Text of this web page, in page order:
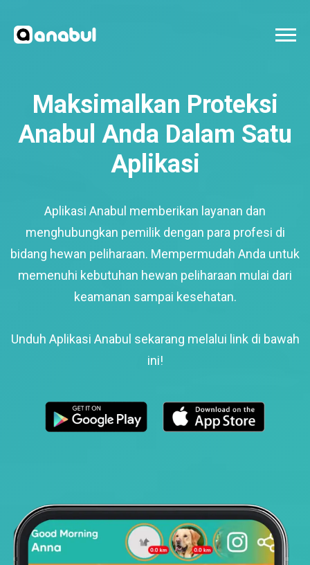
Maksimalkan Proteksi
Anabul Anda Dalam Satu
Aplikasi
Aplikasi Anabul memberikan layanan dan
menghubungkan pemilik dengan para profesi di
bidang hewan peliharaan. Mempermudah Anda untuk
memenuhi kebutuhan hewan peliharaan mulai dari
keamanan sampai kesehatan.
Unduh Aplikasi Anabul sekarang melalui link di bawah
ini!